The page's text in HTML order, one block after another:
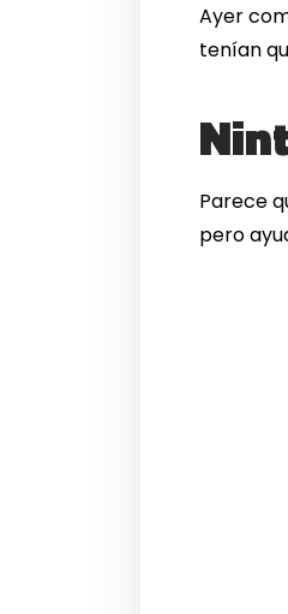
Ayer
tenían
Parece
pero